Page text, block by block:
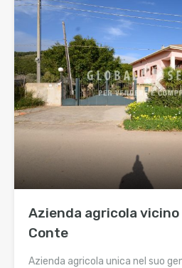
Azienda agricola
Conte
Azienda agricola unica nel suo